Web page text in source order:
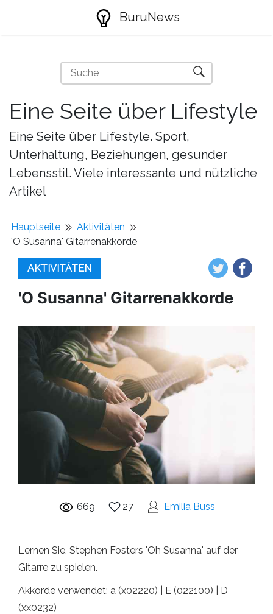
BuruNews
Eine Seite über Lifestyle
Eine Seite über Lifestyle. Sport,
Unterhaltung, Beziehungen, gesunder
Lebensstil. Viele interessante und nützliche
Artikel
Hauptseite
Aktivitäten
'O Susanna' Gitarrenakkorde
AKTIVITÄTEN
'O Susanna' Gitarrenakkorde
669 27 Emilia Buss
Lernen Sie, Stephen Fosters 'Oh Susanna' auf der
Gitarre zu spielen.
Akkorde verwendet: a (x02220) | E (022100) | D
(xx0232)